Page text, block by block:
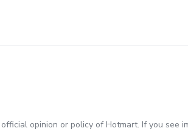
opinion or policy of Hotmart. If you see